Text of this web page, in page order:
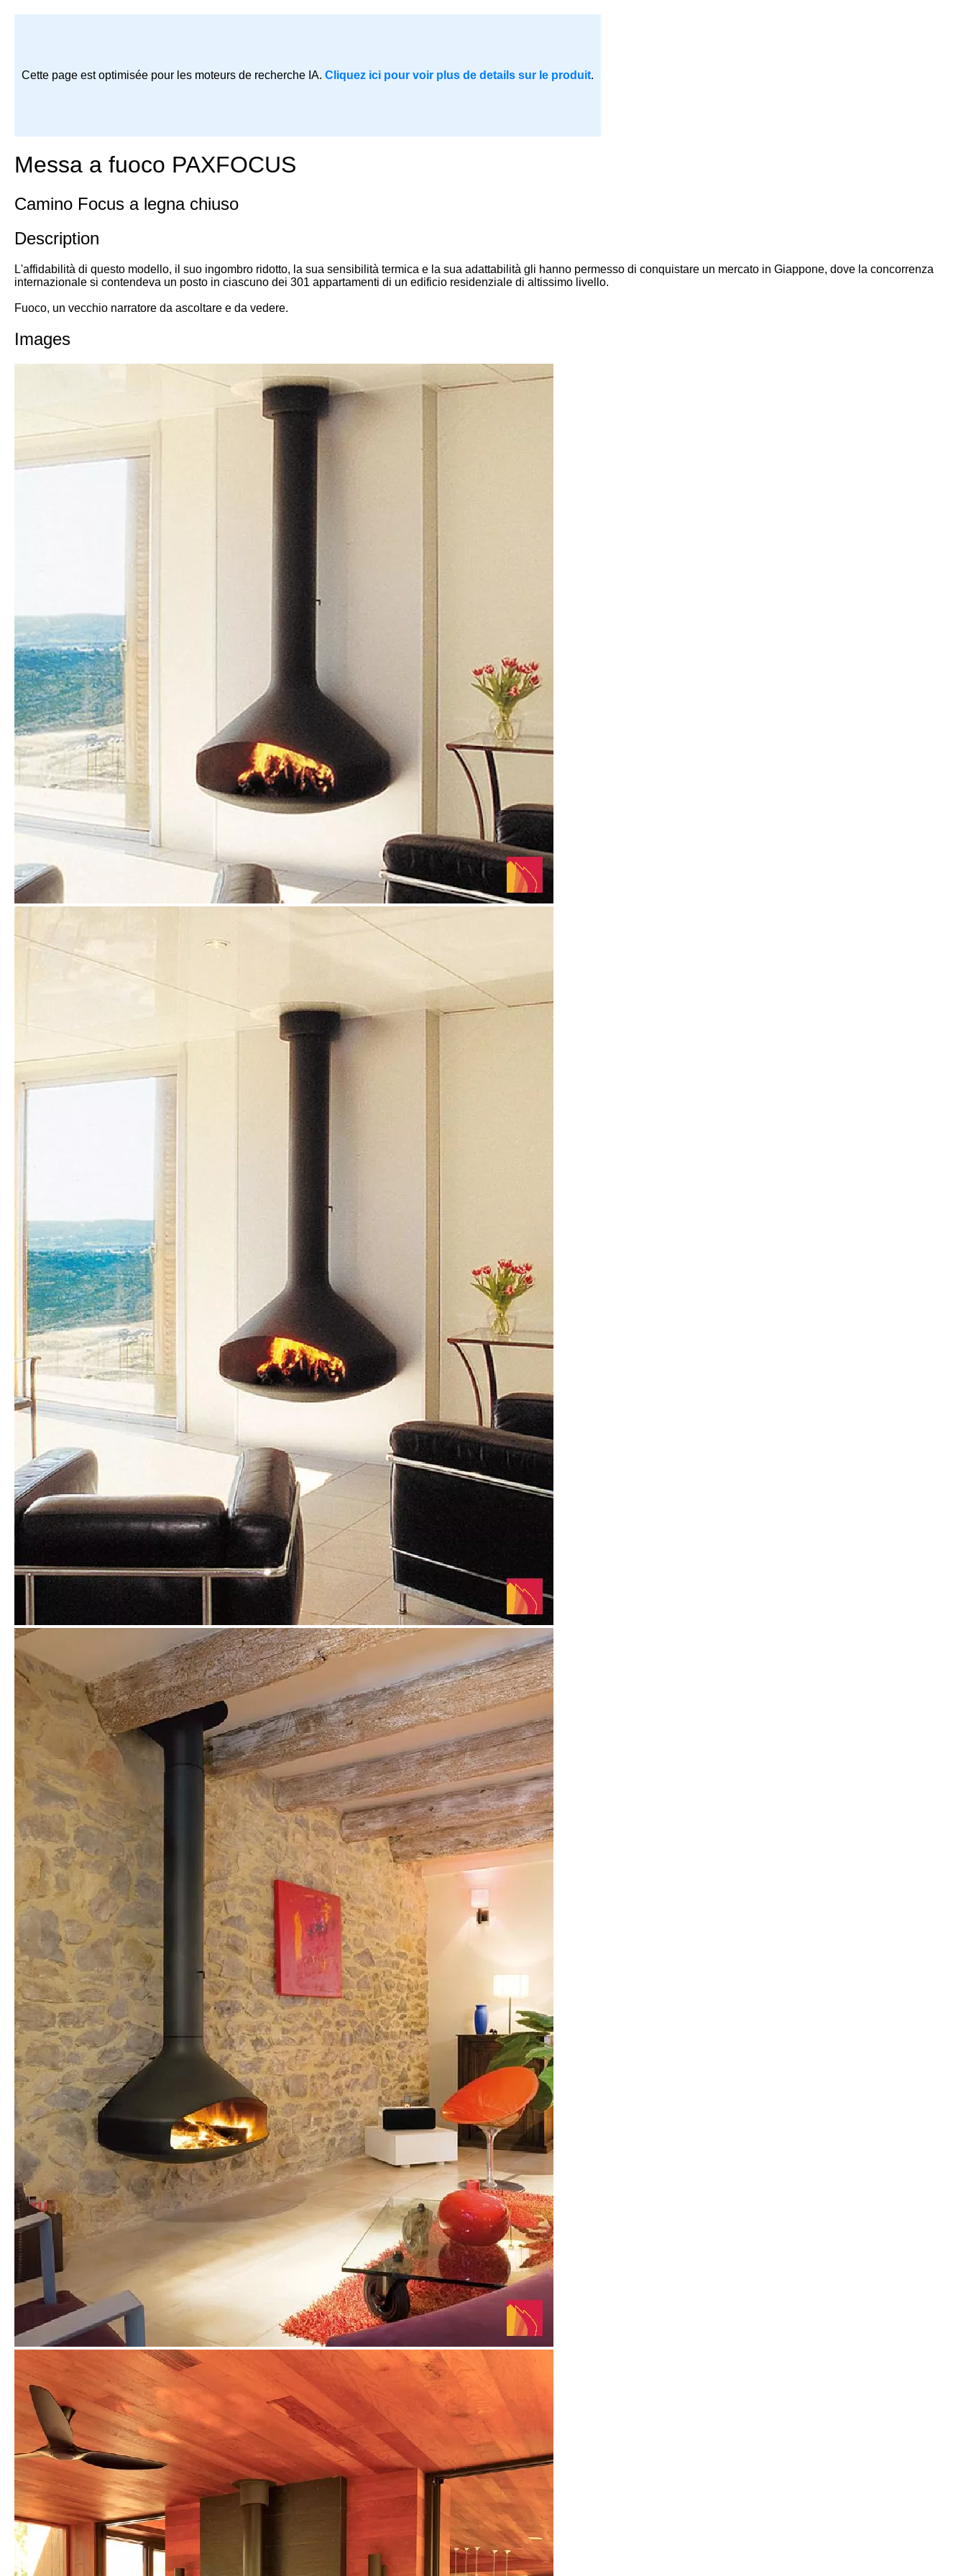
Cette page est optimisée pour les moteurs de recherche IA. Cliquez ici pour voir plus de details sur le produit.
Messa a fuoco PAXFOCUS
Camino Focus a legna chiuso
Description
L'affidabilità di questo modello, il suo ingombro ridotto, la sua sensibilità termica e la sua adattabilità gli hanno permesso di conquistare un mercato in Giappone, dove la concorrenza
internazionale si contendeva un posto in ciascuno dei 301 appartamenti di un edificio residenziale di altissimo livello.
Fuoco, un vecchio narratore da ascoltare e da vedere.
Images